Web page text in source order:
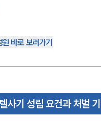
바로 보러가기
사기 성립 요건과 처벌